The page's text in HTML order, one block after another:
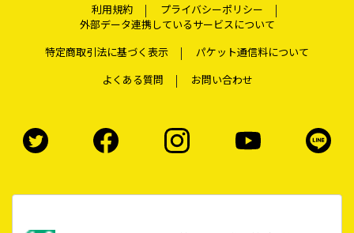
利用規約
プライバシーポリシー
外部データ連携しているサービスについて
特定商取引法に基づく表示
パケット通信料について
よくある質問
お問い合わせ